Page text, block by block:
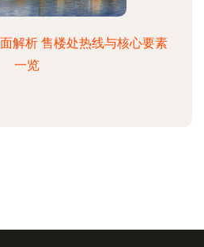
解析 售楼处热线与核心要素
一览